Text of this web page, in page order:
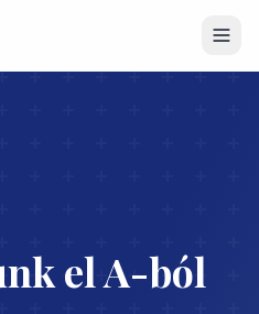
el A-ból